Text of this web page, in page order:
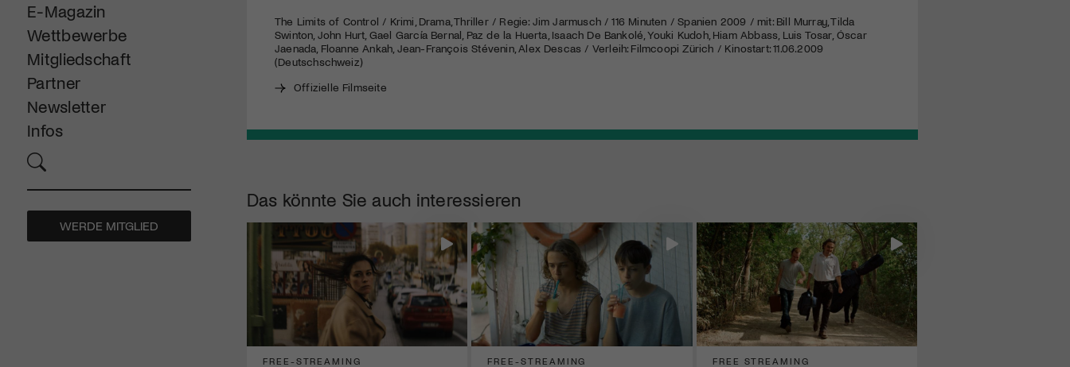
E-Magazin
Wettbewerbe
Mitgliedschaft
Partner
Newsletter
Infos
WERDE MITGLIED
The Limits of Control / Krimi, Drama, Thriller / Regie: Jim Jarmusch / 116 Minuten / Spanien 2009 / mit: Bill Murray, Tilda
Swinton, John Hurt, Gael García Bernal, Paz de la Huerta, Isaach De Bankolé, Youki Kudoh, Hiam Abbass, Luis Tosar, Óscar
Jaenada, Floanne Ankah, Jean-François Stévenin, Alex Descas / Verleih: Filmcoopi Zürich / Kinostart: 11.06.2009
(Deutschschweiz)
Offizielle Filmseite
Das könnte Sie auch interessieren
FREE-STREAMING FREE-STREAMING FREE STREAMING